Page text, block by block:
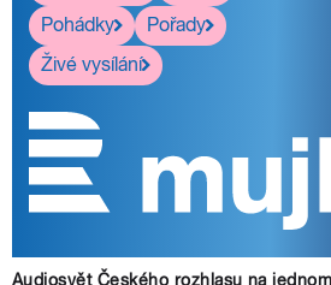
Pohádky
Pořady
Živé vysílání
Audiosvět Českého rozhlasu na